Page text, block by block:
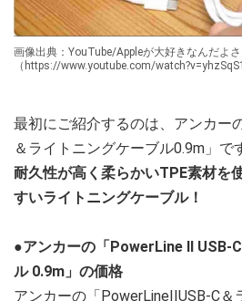
画像出典：YouTube/Appleが大好きなんだよ
（https://www.youtube.com/
最初にご紹介するのは、アンカー
＆ライトニングケーブル0.9m」で
耐久性が高く柔らかいTPE素材を
すいライトニングケーブル！
●アンカーの「PowerLine II USB-
ル 0.9m」の価格
アンカーの「PowerLineIIUSB-C